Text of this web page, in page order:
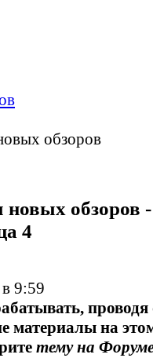
обзоров
обзоров
4
9:59
материалы на
тему на